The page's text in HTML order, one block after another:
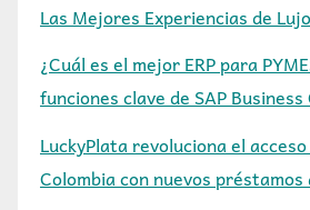
Las Mejores Experiencias de
¿Cuál es el mejor ERP para
funciones clave de SAP Business
LuckyPlata revoluciona el
Colombia con nuevos préstamos